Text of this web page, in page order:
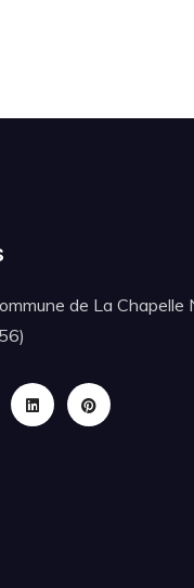
de La Chapelle